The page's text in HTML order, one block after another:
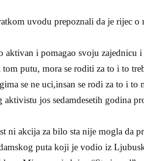
uvodu prepoznali da je rijec o
aktivan i pomagao svoju
tom putu, mora se roditi za to i to
se ne uci,insan se rodi za to i
jos sedamdesetih godina
ni akcija za bilo sta nije mogla da
puta koji je vodio iz